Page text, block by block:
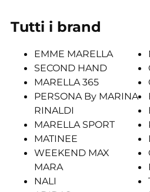
Tutti i brand
EMME MARELLA
SECOND HAND
MARELLA 365
PERSONA By MARINA
RINALDI
MARELLA SPORT
MATINEE
WEEKEND MAX
MARA
NALI